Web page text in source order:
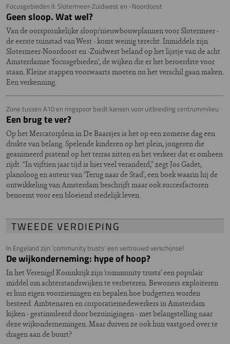
Focusgebieden II: Slotermeer-Zuidwest en -Noordoost
Geen sloop. Wat wel?
Van de oorspronkelijke sloop/nieuwbouwplannen voor Slotermeer -
de eerste tuinstad van West - komt weinig terecht. Inmiddels zijn
Slotermeer-Noordoost en -Zuidwest beland op het lijstje van de acht
Amsterdamse ‘focusgebieden’, de wijken die er het beroerdste voor
staan. Kleine stappen voorwaarts moeten nu het verschil gaan maken.
Een verkenning.
Zone tussen A10 en ringspoor biedt kansen voor uitbreiding centrummilieu
Een brug te ver?
Op het Mercatorplein in De Baarsjes is het op een zomerse dag een
drukte van belang. Spelende kinderen op het plein, jongeren die
geanimeerd pratend op het terras zitten en het verkeer dat er omheen
rijdt. “In vijftien jaar tijd is hier veel veranderd,” zegt Jos Gadet,
planoloog en auteur van ‘Terug naar de Stad’, een boek waarin hij de
ontwikkeling van Amsterdam beschrijft maar ook succesfactoren
benoemt voor een bloeiend stedelijk leven.
TWEEDE VERDIEPING
In Engeland zijn ‘community trusts’ een vertrouwd verschijnsel
De wijkonderneming: hype of hoop?
In het Verenigd Koninkrijk zijn ‘community trusts’ een populair
middel om achterstandswijken te verbeteren. Bewoners exploiteren
er hun eigen voorzieningen en bepalen hoe budgetten worden
besteed. Ambtenaren en corporatiemedewerkers in Amsterdam
kijken - gestimuleerd door bezuinigingen - met belangstelling naar
deze wijkondernemingen. Maar durven ze ook hun vastgoed over te
dragen aan de buurt?